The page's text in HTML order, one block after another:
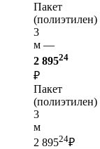
Пакет
(полиэтилен)
3
м —
2 89524
₽
Пакет
(полиэтилен)
3
м
2 89524₽